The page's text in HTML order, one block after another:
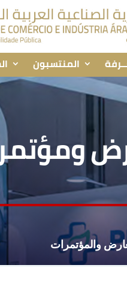
المنتسبون
والمؤتمرات